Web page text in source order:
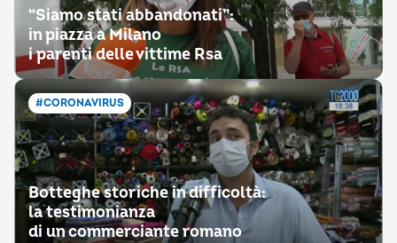
“Siamo stati abbandonati”:
in piazza a Milano
i parenti delle vittime Rsa
#CORONAVIRUS
Botteghe storiche in difficoltà:
la testimonianza
di un commerciante romano